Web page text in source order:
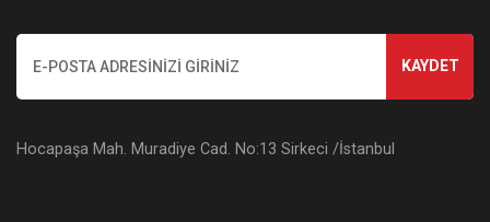
KAYDET
Hocapaşa Mah. Muradiye Cad. No:13 Sirkeci /İstanbul